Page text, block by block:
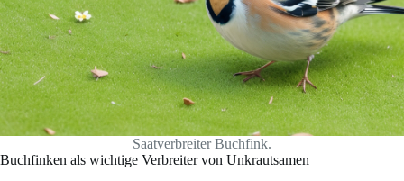
Saatverbreiter Buchfink.
Buchfinken als wichtige Verbreiter von Unkrautsamen